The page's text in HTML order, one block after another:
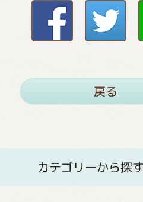
戻る
カテゴリーから探